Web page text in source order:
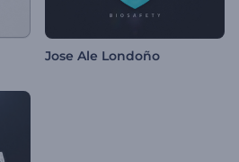
Jose Ale Londoño